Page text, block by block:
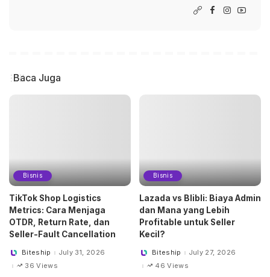
Baca Juga
Bisnis
TikTok Shop Logistics
Metrics: Cara Menjaga
OTDR, Return Rate, dan
Seller-Fault Cancellation
PostedBiteship
July 31, 2026
36 Views
Bisnis
Lazada vs Blibli: Biaya Admin
dan Mana yang Lebih
Profitable untuk Seller
Kecil?
PostedBiteship
July 27, 2026
46 Views